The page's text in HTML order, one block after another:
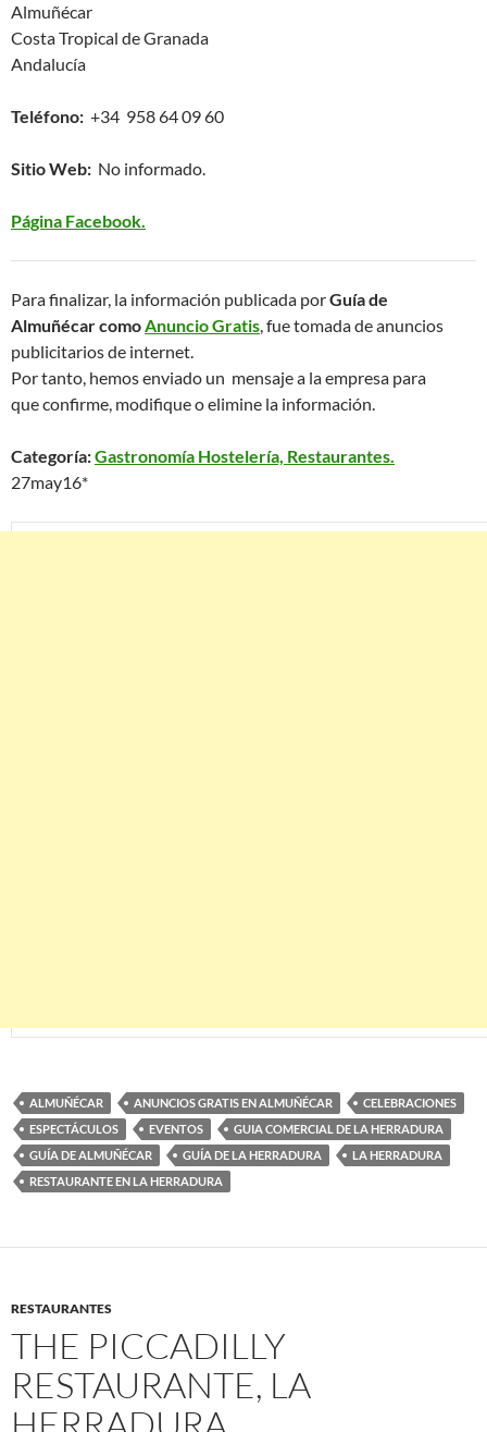
Almuñécar
Costa Tropical de Granada
Andalucía
Teléfono: +34 958 64 09 60
Sitio Web: No informado.
Página Facebook.
Para finalizar, la información publicada porGuía de
Almuñécar comoAnuncio Gratis, fue tomada de anuncios
publicitarios de internet.
Por tanto, hemos enviado un mensaje a la empresa para
que confirme, modifique o elimine la información.
Categoría:Gastronomía Hostelería, Restaurantes.
27may16*
ALMUÑÉCAR ANUNCIOS GRATIS EN ALMUÑÉCAR
CELEBRACIONES
ESPECTÁCULOS
EVENTOS
GUIA COMERCIAL DE LA HERRADURA
GUÍA DE ALMUÑÉCAR
GUÍA DE LA HERRADURA
LA HERRADURA
RESTAURANTE EN LA HERRADURA
RESTAURANTES
THE PICCADILLY
RESTAURANTE, LA